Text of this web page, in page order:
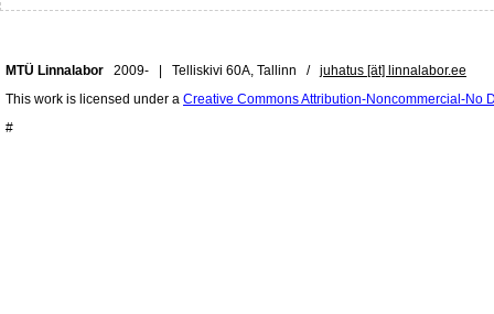
MTÜ Linnalabor 2009- | Telliskivi 60A, Tallinn / juhatus [ät] linnalabor.ee
This work is licensed under a Creative Commons Attribution-Noncommercial-No
#